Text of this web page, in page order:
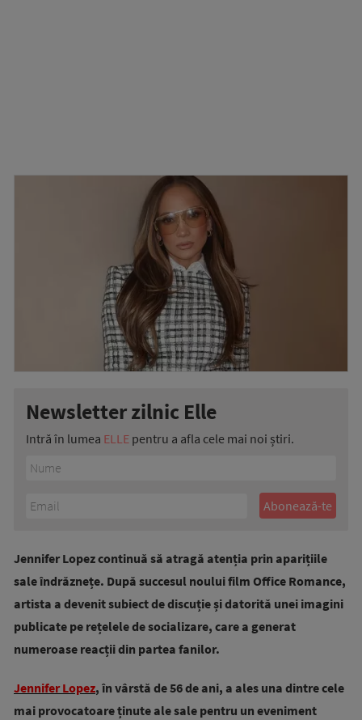
Newsletter zilnic Elle
Intră în lumea ELLE pentru a afla cele mai noi știri.
Jennifer Lopez continuă să atragă atenția prin aparițiile
sale îndrăznețe. După succesul noului film Office Romance,
artista a devenit subiect de discuție și datorită unei imagini
publicate pe rețelele de socializare, care a generat
numeroase reacții din partea fanilor.
Jennifer Lopez, în vârstă de 56 de ani, a ales una dintre cele
mai provocatoare ținute ale sale pentru un eveniment